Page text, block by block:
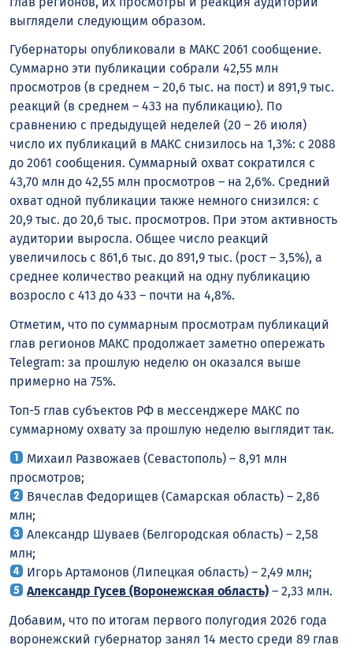
выглядели следующим образом.
Губернаторы опубликовали в MАКС 2061 сообщение.
Суммарно эти публикации собрали 42,55 млн
просмотров (в среднем – 20,6 тыс. на пост) и 891,9 тыс.
реакций (в среднем – 433 на публикацию). По
сравнению с предыдущей неделей (20 – 26 июля)
число их публикаций в MАКС снизилось на 1,3%: с 2088
до 2061 сообщения. Суммарный охват сократился с
43,70 млн до 42,55 млн просмотров – на 2,6%. Средний
охват одной публикации также немного снизился: с
20,9 тыс. до 20,6 тыс. просмотров. При этом активность
аудитории выросла. Общее число реакций
увеличилось с 861,6 тыс. до 891,9 тыс. (рост – 3,5%), а
среднее количество реакций на одну публикацию
возросло с 413 до 433 – почти на 4,8%.
Отметим, что по суммарным просмотрам публикаций
глав регионов MАКС продолжает заметно опережать
Telegram: за прошлую неделю он оказался выше
примерно на 75%.
Топ-5 глав субъектов РФ в мессенджере MАКС по
суммарному охвату за прошлую неделю выглядит так.
Михаил Развожаев (Севастополь) – 8,91 млн
просмотров;
Вячеслав Федорищев (Самарская область) – 2,86
млн;
Александр Шуваев (Белгородская область) – 2,58
млн;
Игорь Артамонов (Липецкая область) – 2,49 млн;
Александр Гусев (Воронежская область) – 2,33 млн.
Добавим, что по итогам первого полугодия 2026 года
воронежский губернатор занял 14 место среди 89 глав